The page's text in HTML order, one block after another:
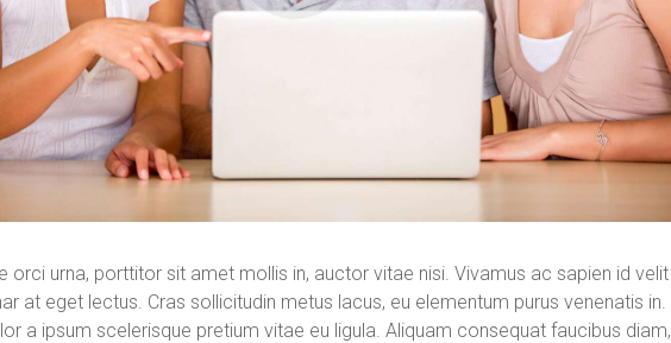
orci urna, porttitor sit amet mollis in, auctor vitae nisi. Vivamus ac sapien id velit
at eget lectus. Cras sollicitudin metus lacus, eu elementum purus venenatis in.
a ipsum scelerisque pretium vitae eu ligula. Aliquam consequat faucibus diam,